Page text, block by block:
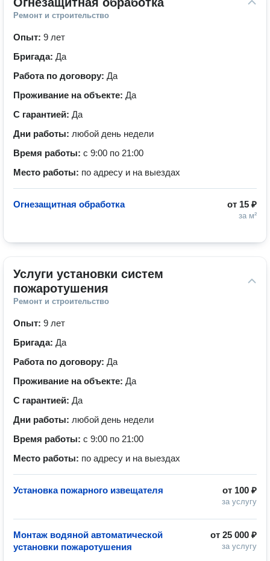
Ремонт и строительство
Опыт: 9 лет
Бригада: Да
Работа по договору: Да
Проживание на объекте: Да
С гарантией: Да
Дни работы: любой день недели
Время работы: с 9:00 по 21:00
Место работы: по адресу и на выездах
от 15 ₽
за м²
Огнезащитная обработка
Услуги установки систем
пожаротушения
Ремонт и строительство
Опыт: 9 лет
Бригада: Да
Работа по договору: Да
Проживание на объекте: Да
С гарантией: Да
Дни работы: любой день недели
Время работы: с 9:00 по 21:00
Место работы: по адресу и на выездах
от 100 ₽
за услугу
Установка пожарного извещателя
от 25 000 ₽
за услугу
Монтаж водяной автоматической
установки пожаротушения